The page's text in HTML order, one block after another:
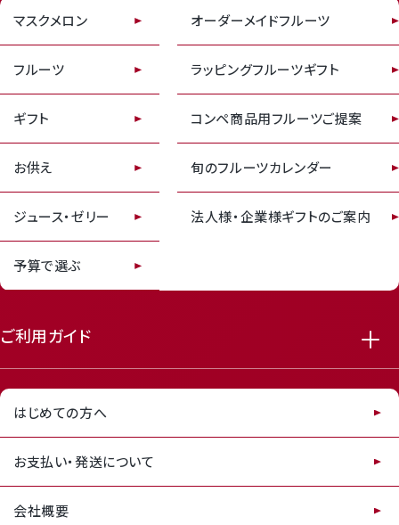
マスクメロン
フルーツ
ギフト
お供え
ジュース・ゼリー
予算で選ぶ
オーダーメイドフルーツ
ラッピングフルーツギフト
コンペ商品用フルーツご提案
旬のフルーツカレンダー
法人様・企業様ギフトのご案内
ご利用ガイド
はじめての方へ
お支払い・発送について
会社概要